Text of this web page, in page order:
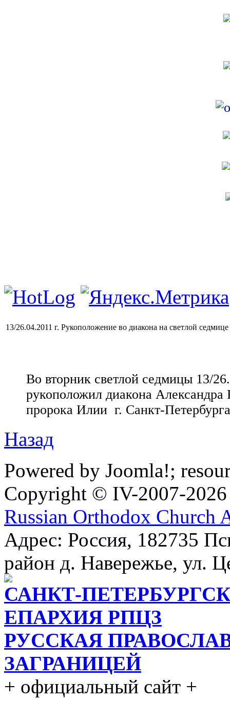
13/26.04.2011 г. Рукоположение во диакона на светлой седмице
Во вторник светлой седмицы 13/
рукоположил диакона Александра
пророка Илии г. Санкт-
Назад
Powered by Joomla!;
Copyright © IV-2007-2026
Russian Orthodox Church
Адрес: Россия, 182735
район д. Навережье, ул.
САНКТ-
ЕПАРХИЯ РПЦЗ
РУССКАЯ
ЗАГРАНИЦЕЙ
+ официальный сайт +